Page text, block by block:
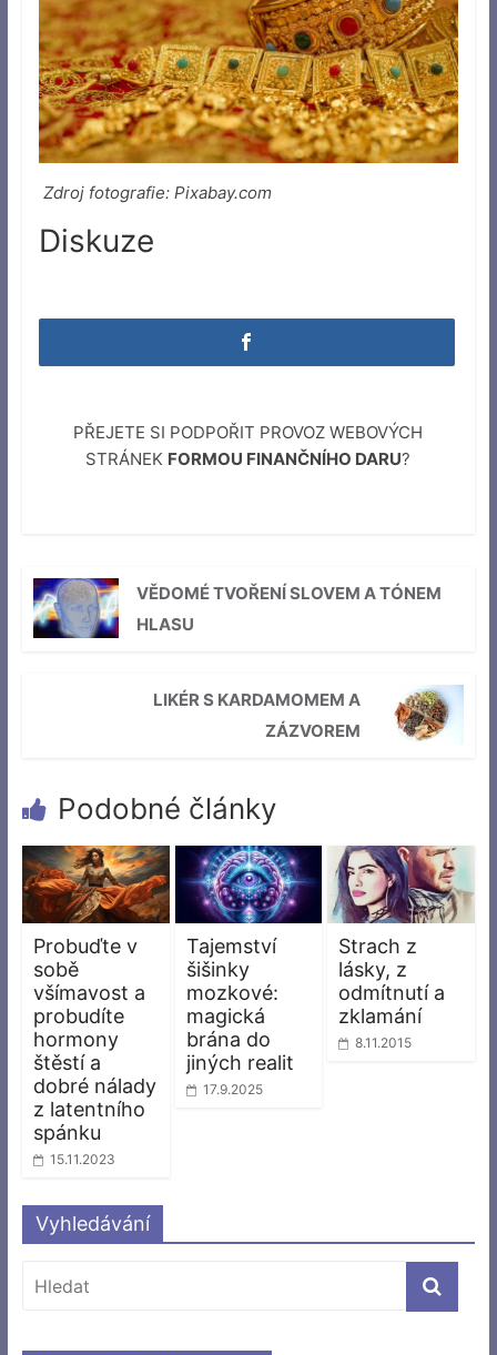
Zdroj fotografie: Pixabay.com
Diskuze
PŘEJETE SI PODPOŘIT PROVOZ WEBOVÝCH
STRÁNEK FORMOU FINANČNÍHO DARU?
VĚDOMÉ TVOŘENÍ SLOVEM A TÓNEM
HLASU
LIKÉR S KARDAMOMEM A
ZÁZVOREM
Podobné články
Probuďte v
sobě
všímavost a
probudíte
hormony
štěstí a
dobré nálady
z latentního
spánku
15.11.2023
Tajemství
šišinky
mozkové:
magická
brána do
jiných realit
17.9.2025
Strach z
lásky, z
odmítnutí a
zklamání
8.11.2015
Vyhledávání